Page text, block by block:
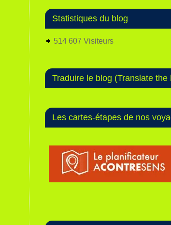
Statistiques du blog
514 607 Visiteurs
Traduire le blog (Translate the
Les cartes-étapes de nos